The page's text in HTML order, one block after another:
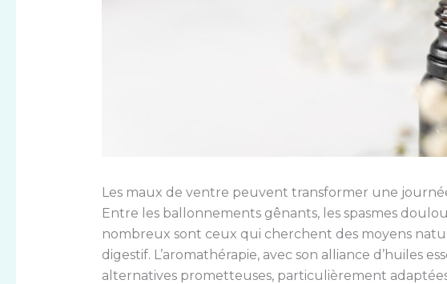
Les maux de ventre peuvent transformer une
Entre les ballonnements gênants, les spasmes
nombreux sont ceux qui cherchent des moyens
digestif. L’aromathérapie, avec son alliance d’huiles
alternatives prometteuses, particulièrement